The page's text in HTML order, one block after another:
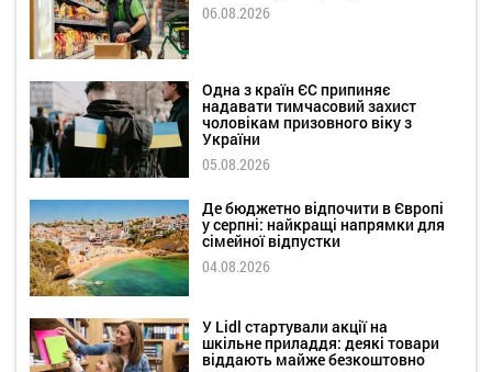
06.08.2026
Одна з країн ЄС припиняє
надавати тимчасовий захист
чоловікам призовного віку з
України
05.08.2026
Де бюджетно відпочити в Європі
у серпні: найкращі напрямки для
сімейної відпустки
04.08.2026
У Lidl стартували акції на
шкільне приладдя: деякі товари
віддають майже безкоштовно